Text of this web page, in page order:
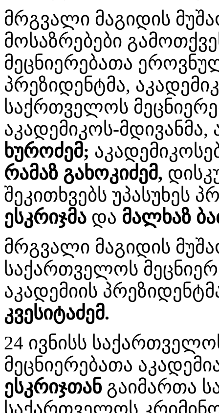
მრგვალი მაგიდის
მოსაზრებები
მეცნიერებათა
პრეზიდენტმა,
საქრთველოს
აკადემიკოს-მდივანმა,
ხუროძემ;
რამაზ გახოკიძემ,
შეკითხვებს უპასუხეს
ესკრიჯმა და მალხაზ
მრგვალი მაგიდის
საქართველოს
აკადემიის
კვესიტაძემ.
24 ივნისს
მეცნიერებათა
ესკრიჯთან გაიმართა
საქართველოს